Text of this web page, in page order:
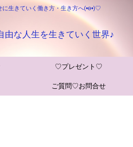
生きていく働き方・生き方へ(•ө•)♡
由な人生を生きていく世界♪
♡プレゼント♡
ご質問♡お問合せ